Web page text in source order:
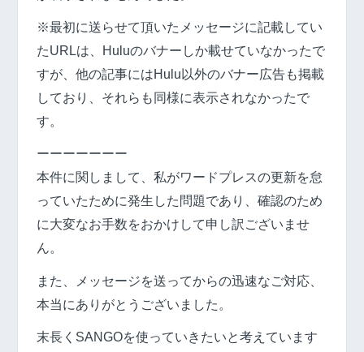
※最初に送らせて頂いたメッセージに記載してい
たURLは、Huluのバナーしか載せていなかったで
すが、他の記事にはHulu以外のバナー広告も掲載
しており、それらも同様に表示されなかったで
す。
ーーーーーーー
本件に関しまして、私がワードプレスの更新を怠
っていたために発生した問題であり、確認のため
に大変なお手数をおかけして申し訳ございませ
ん。
また、メッセージを送ってからの迅速なご対応、
本当にありがとうございました。
末長くSANGOを使っていきたいと考えています